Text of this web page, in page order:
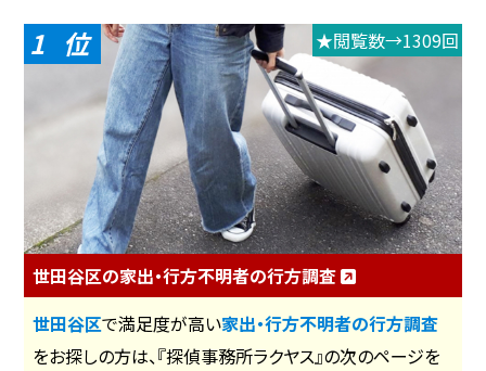
1 ★閲覧数→1309回
世田谷区の家出・行方不明者の行方調査
世田谷区で満足度が高い家出・行方不明者の行方調査
をお探しの方は、『探偵事務所ラクヤス』の次のページを